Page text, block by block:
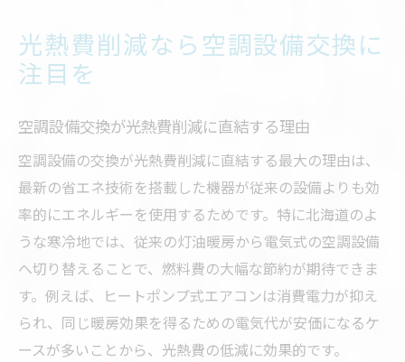
光熱費削減なら空調設備交換に
注目を
空調設備交換が光熱費削減に直結する理由
空調設備の交換が光熱費削減に直結する最大の理由は、
最新の省エネ技術を搭載した機器が従来の設備よりも効
率的にエネルギーを使用するためです。特に北海道のよ
うな寒冷地では、従来の灯油暖房から電気式の空調設備
へ切り替えることで、燃料費の大幅な節約が期待できま
す。例えば、ヒートポンプ式エアコンは消費電力が抑え
られ、同じ暖房効果を得るための電気代が安価になるケ
ースが多いことから、光熱費の低減に効果的です。